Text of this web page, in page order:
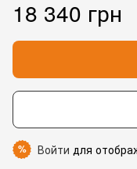
18 340 грн
% Войти для